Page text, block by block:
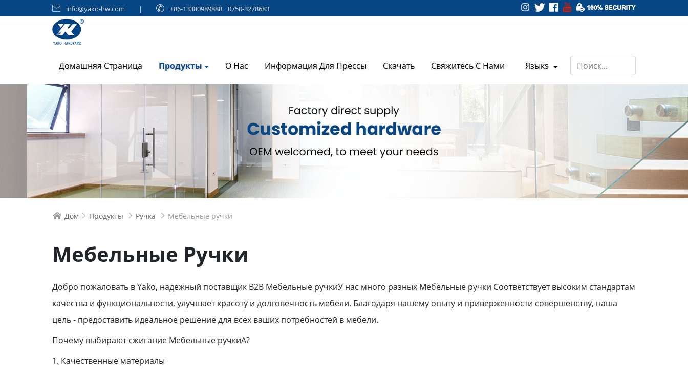
 info@yako-hw.com |  +86-13380989888 0750-3278683
Домашняя Страница Продукты О Нас Информация Для Прессы Скачать Свяжитесь С Нами Языкs
 Дом  Продукты  Ручка  Мебельные ручки
Мебельные Ручки
Добро пожаловать в Yako, надежный поставщик B2B Мебельные ручкиУ нас много разных Мебельные ручки Соответствует высоким стандартам
качества и функциональности, улучшает красоту и долговечность мебели. Благодаря нашему опыту и приверженности совершенству, наша
цель - предоставить идеальное решение для всех ваших потребностей в мебели.
Почему выбирают сжигание Мебельные ручкиА?
1. Качественные материалы